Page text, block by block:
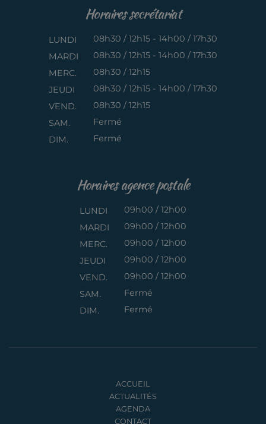
Horaires secrétariat
LUNDI
08h30 / 12h15 - 14h00 / 17h30
MARDI
08h30 / 12h15 - 14h00 / 17h30
MERC.
08h30 / 12h15
JEUDI
08h30 / 12h15 - 14h00 / 17h30
VEND.
08h30 / 12h15
SAM.
Fermé
DIM.
Fermé
Horaires agence postale
LUNDI
09h00 / 12h00
MARDI
09h00 / 12h00
MERC.
09h00 / 12h00
JEUDI
09h00 / 12h00
VEND.
09h00 / 12h00
SAM.
Fermé
DIM.
Fermé
ACCUEIL
ACTUALITÉS
AGENDA
CONTACT